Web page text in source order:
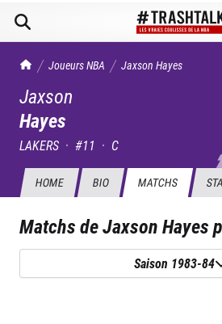
TrashTalk Actu NBA
Joueurs NBA Jaxson Hayes
Jaxson
Hayes
LAKERS · #11 · C
HOME BIO MATCHS
Matchs deJaxson Hayes
Saison 1983-84